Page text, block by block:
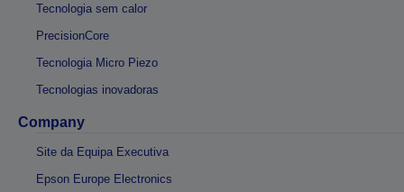
Tecnologia sem calor
PrecisionCore
Tecnologia Micro Piezo
Tecnologias inovadoras
Company
Site da Equipa Executiva
Epson Europe Electronics